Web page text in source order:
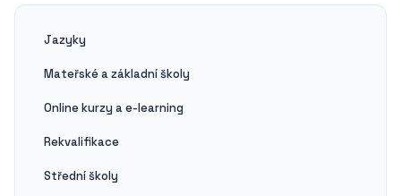
Jazyky
Mateřské a základní školy
Online kurzy a e-learning
Rekvalifikace
Střední školy